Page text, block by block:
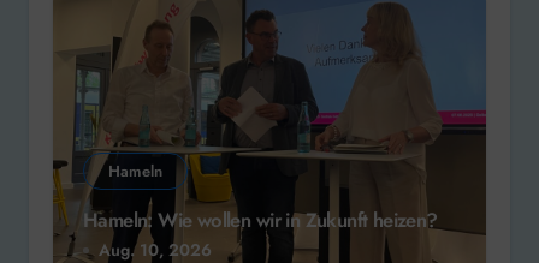
Hameln
Hameln: Wie wollen wir in Zukunft heizen?
Aug. 10, 2026